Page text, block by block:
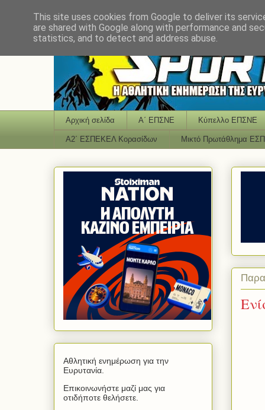
Αρχική σελίδα Α΄ ΕΠΣΝΕ Κύπελλο ΕΠΣΝΕ
Α2΄ ΕΣΠΕΚΕΛ Κορασίδων Μικτό Πρωτάθλημα
Αθλητική ενημέρωση για την
Ευρυτανία.
Επικοινωνήστε μαζί μας για
οτιδήποτε θελήσετε.
This site uses cookies from Google to deliver its
are shared with Google along with performance and
statistics, and to detect and address abuse.